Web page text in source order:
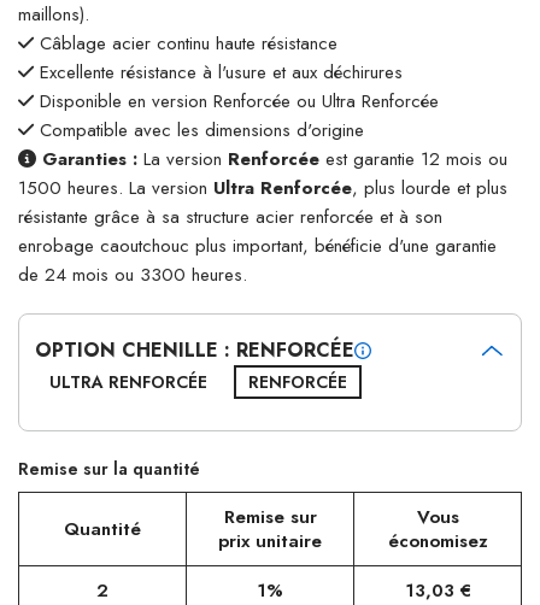
maillons).
Câblage acier continu haute résistance
Excellente résistance à l'usure et aux déchirures
Disponible en version Renforcée ou Ultra Renforcée
Compatible avec les dimensions d'origine
Garanties : La version Renforcée est garantie 12 mois ou
1500 heures. La version Ultra Renforcée, plus lourde et plus
résistante grâce à sa structure acier renforcée et à son
enrobage caoutchouc plus important, bénéficie d'une garantie
de 24 mois ou 3300 heures.
OPTION CHENILLE : RENFORCÉE
ULTRA RENFORCÉE RENFORCÉE
Remise sur la quantité
Quantité
Remise sur
prix unitaire
Vous
économisez
2
1% 13,03 €